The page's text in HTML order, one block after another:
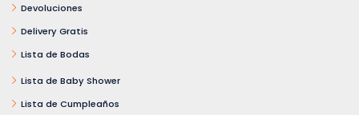
Devoluciones
Delivery Gratis
Lista de Bodas
Lista de Baby Shower
Lista de Cumpleaños